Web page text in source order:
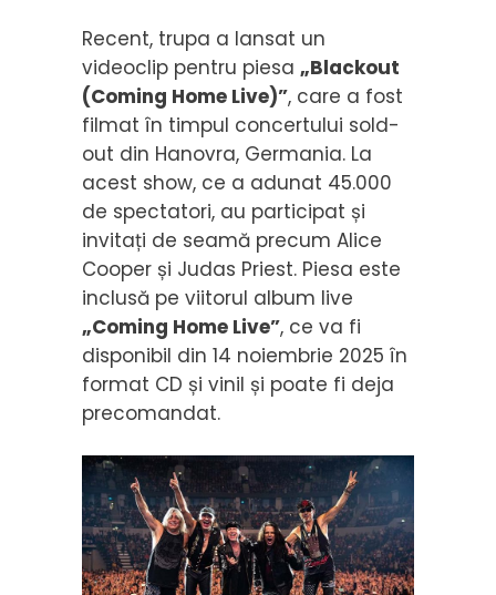
Recent, trupa a lansat un
videoclip pentru piesa „Blackout
(Coming Home Live)”, care a fost
filmat în timpul concertului sold-
out din Hanovra, Germania. La
acest show, ce a adunat 45.000
de spectatori, au participat și
invitați de seamă precum Alice
Cooper și Judas Priest. Piesa este
inclusă pe viitorul album live
„Coming Home Live”, ce va fi
disponibil din 14 noiembrie 2025 în
format CD și vinil și poate fi deja
precomandat.